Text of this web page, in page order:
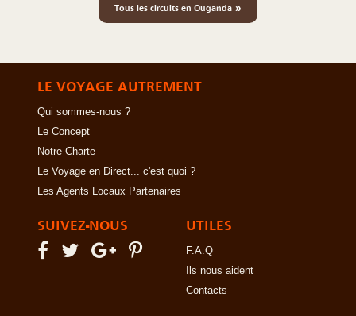
Tous les circuits en Ouganda »
LE VOYAGE AUTREMENT
Qui sommes-nous ?
Le Concept
Notre Charte
Le Voyage en Direct... c'est quoi ?
Les Agents Locaux Partenaires
SUIVEZ-NOUS UTILES
F.A.Q
Ils nous aident
Contacts